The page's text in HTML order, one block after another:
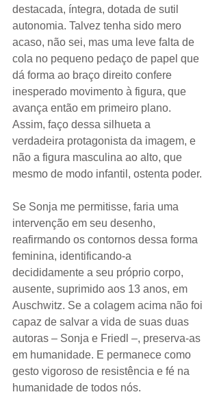
destacada, íntegra, dotada de sutil
autonomia. Talvez tenha sido mero
acaso, não sei, mas uma leve falta de
cola no pequeno pedaço de papel que
dá forma ao braço direito confere
inesperado movimento à figura, que
avança então em primeiro plano.
Assim, faço dessa silhueta a
verdadeira protagonista da imagem, e
não a figura masculina ao alto, que
mesmo de modo infantil, ostenta poder.
Se Sonja me permitisse, faria uma
intervenção em seu desenho,
reafirmando os contornos dessa forma
feminina, identificando-a
decididamente a seu próprio corpo,
ausente, suprimido aos 13 anos, em
Auschwitz. Se a colagem acima não foi
capaz de salvar a vida de suas duas
autoras – Sonja e Friedl –, preserva-as
em humanidade. E permanece como
gesto vigoroso de resistência e fé na
humanidade de todos nós.